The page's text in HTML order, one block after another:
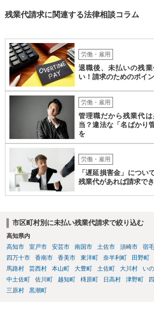
合、そもそも、労働基準監督署長の認定を要する
働基準監督署へ申告なされているとのことですが
行うのは、原則として、会社への指導や是正勧告
の支払いを会社に強制する措置までは行うことが
があります。 そのため、退職の意思を既に会社に
れば、未払賃金の支払を求める労働審判や労働訴
替えることを検討された方が適切なように思いま
いる主題と会社の実態とがマッチしていないよう
度、雇用契約書や就業規則などを持参の上、弁護
みてはいかがでしょうか。
残業代請求に関連する法律相談コラム
労働・雇用
退職後、未払いの残
い！請求のためのポイ
労働・雇用
管理職だから残業代
当？違法な「名ばかり
を
労働・雇用
「遅延損害金」につい
残業代があれば請求で
市区町村別に未払い残業代請求で絞り込む
高知県内
高知市
室戸市 安芸市 南国市 土佐市 須崎市 宿
四万十市
香南市 香美市 東洋町 奈半利町 田野町
馬路村
芸西村 本山町 大豊町 土佐町 大川村 い
中土佐町
佐川町 越知町 梼原町 日高村 津野町
三原村
黒潮町